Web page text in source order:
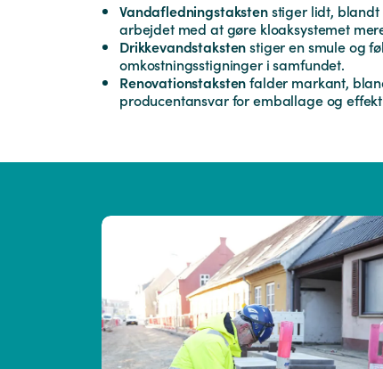
Vandafledningstakstenstiger lidt,
arbejdet med at gøre kloaksystemet
Drikkevandstakstenstiger en smule og
omkostningsstigninger i samfundet.
Renovationstakstenfalder markant,
producentansvar for emballage og